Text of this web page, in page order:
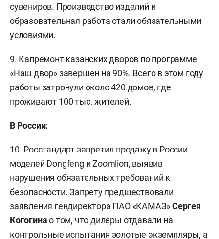
сувениров. Производство изделий и
образовательная работа стали обязательными
условиями.
9. Капремонт казанских дворов по программе
«Наш двор»завершен на 90%. Всего в этом году
работы затронули около 420 домов, где
проживают 100 тыс. жителей.
В России:
10. Росстандартзапретил продажу в России
моделей Dongfeng и Zoomlion, выявив
нарушения обязательных требований к
безопасности. Запрету предшествовали
заявления гендиректора ПАО «КАМАЗ»Сергея
Когогинао том, что дилеры отдавали на
контрольные испытания золотые экземпляры, а